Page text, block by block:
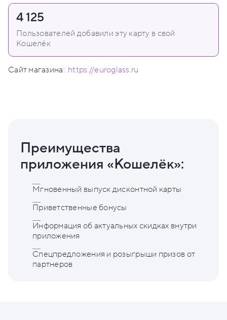
4 125
Пользователей добавили эту карту в свой
Кошелёк
Сайт магазина: https://euroglass.ru
Преимущества
приложения «Кошелёк»:
Мгновенный выпуск дисконтной карты
Приветственные бонусы
Информация об актуальных скидках внутри
приложения
Спецпредложения и розыгрыши призов от
партнеров